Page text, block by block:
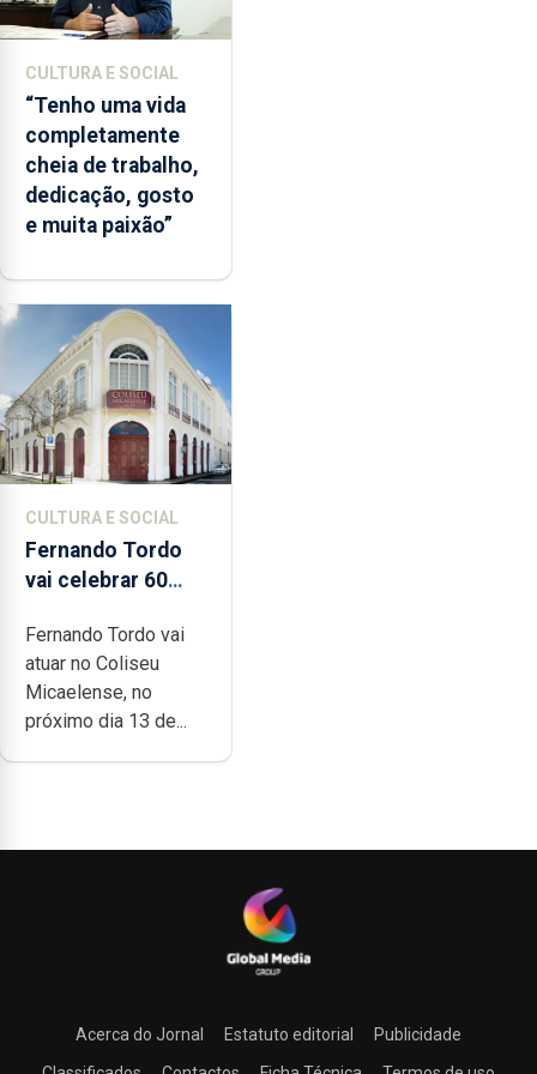
CULTURA E SOCIAL
“Tenho uma vida
completamente
cheia de trabalho,
dedicação, gosto
e muita paixão”
CULTURA E SOCIAL
Fernando Tordo
vai celebrar 60
no Coliseu
Micaelense
Fernando Tordo vai
atuar no Coliseu
Micaelense, no
próximo dia 13 de...
Acerca do Jornal Estatuto editorial
Publicidade